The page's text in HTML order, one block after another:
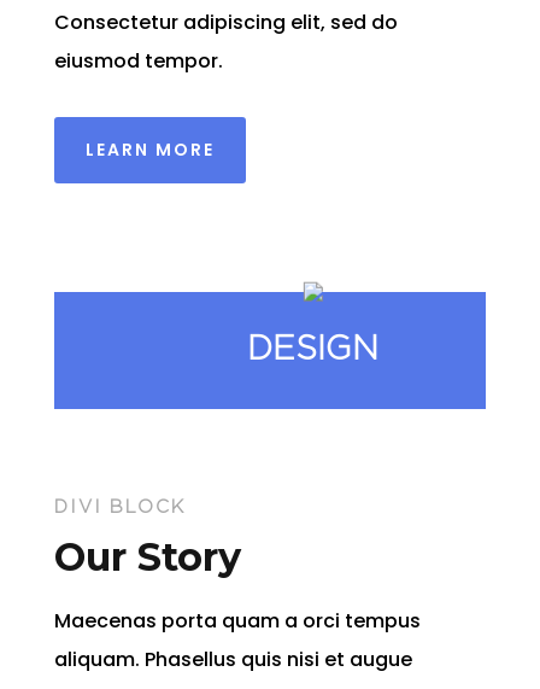
Consectetur adipiscing elit, sed do
eiusmod tempor.
LEARN MORE
DESIGN
DIVI BLOCK
Our Story
Maecenas porta quam a orci tempus
aliquam. Phasellus quis nisi et augue